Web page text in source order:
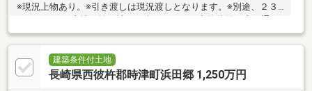
※現況上物あり。※引き渡しは現況渡しとなります。※別途、２３
ます♪駐車場スペースも複数台確保可能です。
建築条件付土地
長崎県西彼杵郡時津町浜田郷 1,250万円